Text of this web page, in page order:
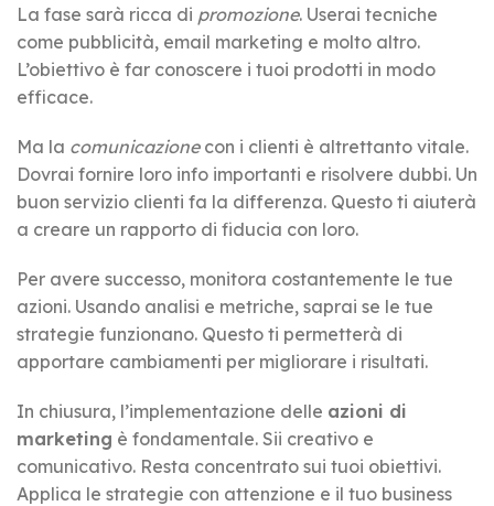
La fase sarà ricca di promozione. Userai tecniche
come pubblicità, email marketing e molto altro.
L’obiettivo è far conoscere i tuoi prodotti in modo
efficace.
Ma la comunicazionecon i clienti è altrettanto vitale.
Dovrai fornire loro info importanti e risolvere dubbi. Un
buon servizio clienti fa la differenza. Questo ti aiuterà
a creare un rapporto di fiducia con loro.
Per avere successo, monitora costantemente le tue
azioni. Usando analisi e metriche, saprai se le tue
strategie funzionano. Questo ti permetterà di
apportare cambiamenti per migliorare i risultati.
In chiusura, l’implementazione delle azioni di
marketing è fondamentale. Sii creativo e
comunicativo. Resta concentrato sui tuoi obiettivi.
Applica le strategie con attenzione e il tuo business